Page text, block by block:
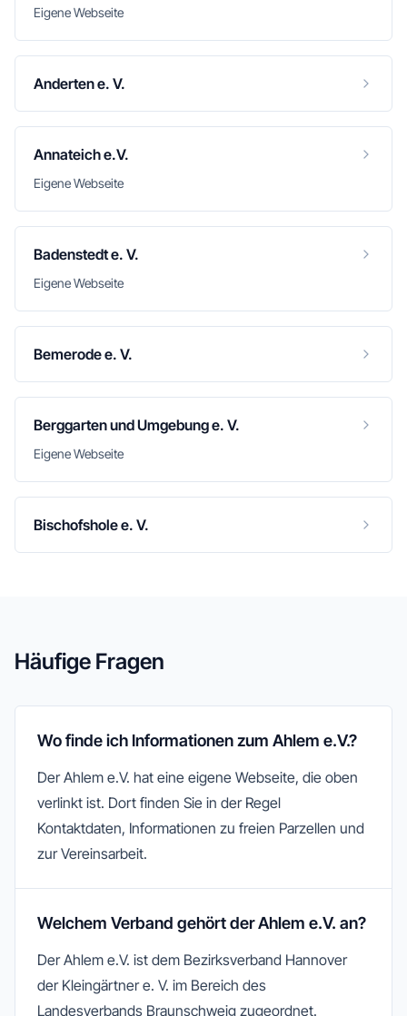
Eigene Webseite
Anderten e. V.
Annateich e.V.
Eigene Webseite
Badenstedt e. V.
Eigene Webseite
Bemerode e. V.
Berggarten und Umgebung e. V.
Eigene Webseite
Bischofshole e. V.
Häufige Fragen
Wo finde ich Informationen zum Ahlem e.V.?
Der Ahlem e.V. hat eine eigene Webseite, die oben
verlinkt ist. Dort finden Sie in der Regel
Kontaktdaten, Informationen zu freien Parzellen und
zur Vereinsarbeit.
Welchem Verband gehört der Ahlem e.V. an?
Der Ahlem e.V. ist dem Bezirksverband Hannover
der Kleingärtner e. V. im Bereich des
Landesverbands Braunschweig zugeordnet.